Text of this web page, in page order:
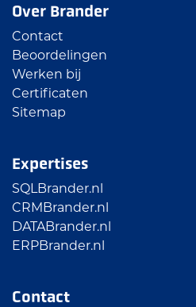
Over Brander
Contact
Beoordelingen
Werken bij
Certificaten
Sitemap
Expertises
SQLBrander.nl
CRMBrander.nl
DATABrander.nl
ERPBrander.nl
Contact